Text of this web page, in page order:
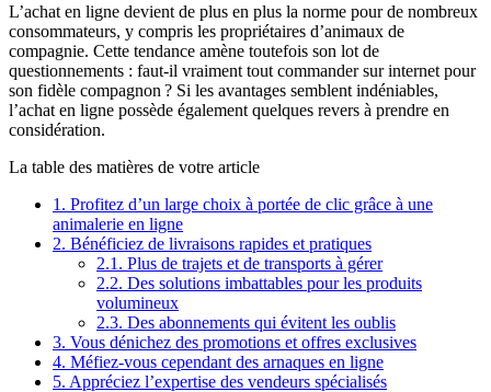
L’achat en ligne devient de plus en plus la norme pour de nombreux
consommateurs, y compris les propriétaires d’animaux de
compagnie. Cette tendance amène toutefois son lot de
questionnements : faut-il vraiment tout commander sur internet pour
son fidèle compagnon ? Si les avantages semblent indéniables,
l’achat en ligne possède également quelques revers à prendre en
considération.
La table des matières de votre article
1. Profitez d’un large choix à portée de clic grâce à une
animalerie en ligne
2. Bénéficiez de livraisons rapides et pratiques
2.1. Plus de trajets et de transports à gérer
2.2. Des solutions imbattables pour les produits
volumineux
2.3. Des abonnements qui évitent les oublis
3. Vous dénichez des promotions et offres exclusives
4. Méfiez-vous cependant des arnaques en ligne
5. Appréciez l’expertise des vendeurs spécialisés